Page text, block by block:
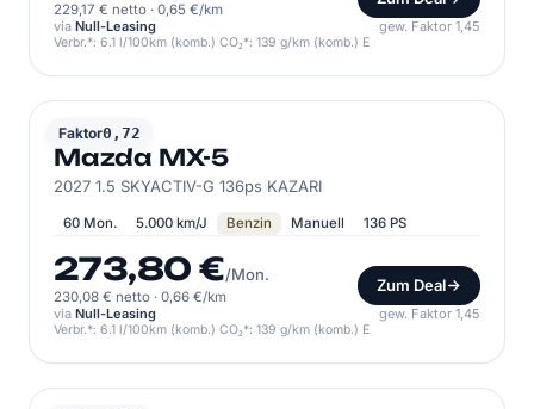
229,17 € netto · 0,65 €/km
via Null-Leasing gew. Faktor 1,45
Verbr.*: 6.1 l/100km (komb.) CO₂*: 139 g/km (komb.) E
Faktor0,72
MAZDA
Mazda MX-5
2027 1.5 SKYACTIV-G 136ps KAZARI
60 Mon. 5.000 km/J Benzin Manuell 136 PS
273,80 €/Mon.
230,08 € netto · 0,66 €/km
Zum Deal
via Null-Leasing gew. Faktor 1,45
Verbr.*: 6.1 l/100km (komb.) CO₂*: 139 g/km (komb.) E